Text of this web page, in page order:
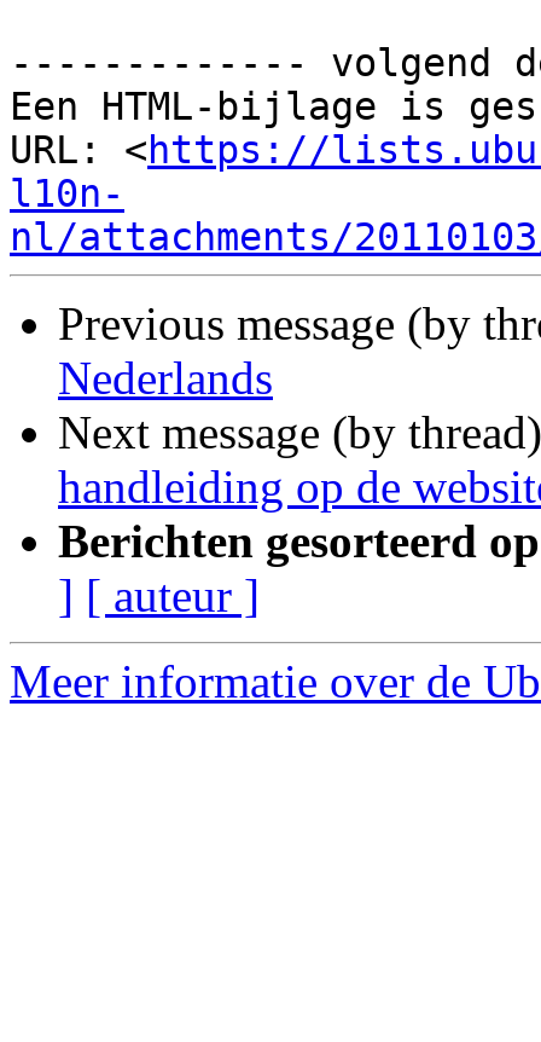
------------- volgend
Een HTML-bijlage is
URL: <https://
l10n-
nl/attachments/
Previous message (by
Nederlands
Next message (by
handleiding op de
Berichten gesorteerd
] [ auteur ]
Meer informatie over de